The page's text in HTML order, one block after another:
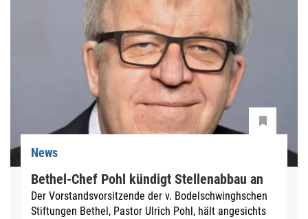
News
Bethel-Chef Pohl kündigt Stellenabbau an
Der Vorstandsvorsitzende der v. Bodelschwinghschen
Stiftungen Bethel, Pastor Ulrich Pohl, hält angesichts